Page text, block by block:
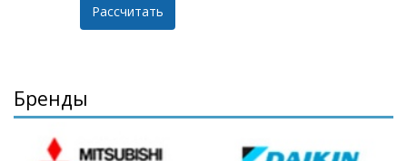
Бренды